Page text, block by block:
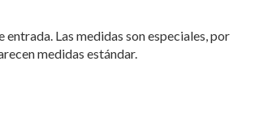
Las medidas son especiales, por
medidas estándar.